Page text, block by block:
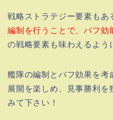
戦略ストラテジー要素もあ
編制を行うことで、バフ効
の戦略要素も味わえるよう
艦隊の編制とバフ効果を考
展開を楽しめ、見事勝利を
みて下さい！